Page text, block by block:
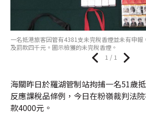
一名抵港旅客因管有4381支未完稅香煙並未有申報
及罰款四千元。圖示檢獲的未完稅香煙。
1 / 1
海關昨日於羅湖管制站拘捕一名51歲
反應課稅品條例，今日在粉嶺裁判法
款4000元。